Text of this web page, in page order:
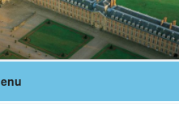
DE
jumelées